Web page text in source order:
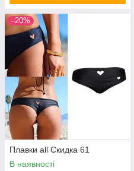
–20%
Плавки all Скидка 61
В наявності